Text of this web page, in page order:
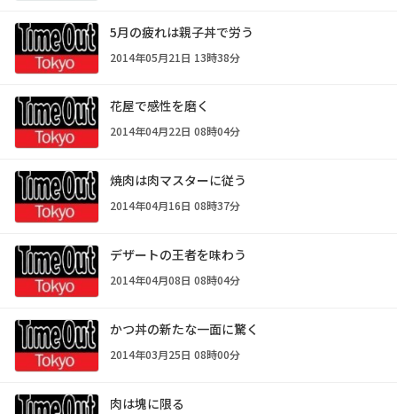
5月の疲れは親子丼で労う
2014年05月21日 13時38分
花屋で感性を磨く
2014年04月22日 08時04分
焼肉は肉マスターに従う
2014年04月16日 08時37分
デザートの王者を味わう
2014年04月08日 08時04分
かつ丼の新たな一面に驚く
2014年03月25日 08時00分
肉は塊に限る